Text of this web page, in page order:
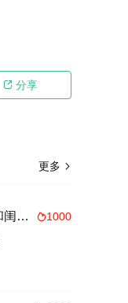
 分享
更多 
1000
穿到不正经小说，和闺蜜玩爽了